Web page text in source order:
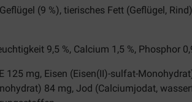
(9 %), tierisches Fett (Geflügel,
9,5 %, Calcium 1,5 %, Phosphor
125 mg, Eisen (Eisen(II)-sulfat-
84 mg, Jod (Calciumjodat,